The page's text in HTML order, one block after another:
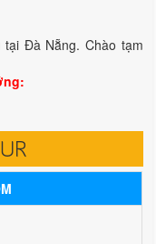
Đà Nẵng. Chào tạm